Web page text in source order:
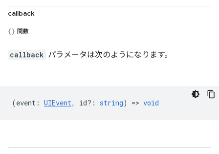
callback
関数
callback パラメータは次のようになります。
(event : UIEvent, id? : string) => void